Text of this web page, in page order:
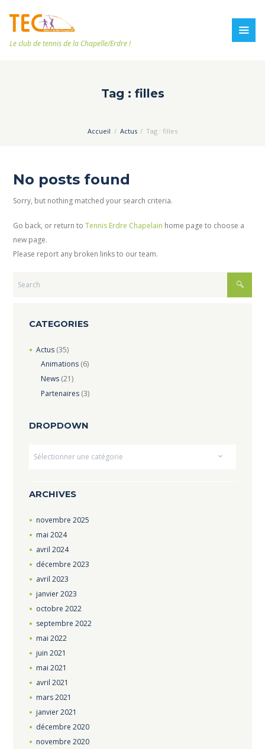
Le club de tennis de la Chapelle/Erdre !
Tag : filles
Accueil Actus Tag : filles
No posts found
Sorry, but nothing matched your search criteria.
Go back, or return toTennis Erdre Chapelain home page to choose a
new page.
Please report any broken links to our team.
CATEGORIES
Actus(35)
Animations (6)
News (21)
Partenaires (3)
DROPDOWN
ARCHIVES
novembre 2025
mai 2024
avril 2024
décembre 2023
avril 2023
janvier2023
octobre 2022
septembre 2022
mai 2022
juin 2021
mai 2021
avril 2021
mars2021
janvier2021
décembre 2020
novembre 2020